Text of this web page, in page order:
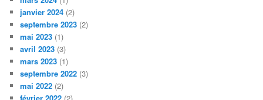
janvier 2024 (2)
septembre 2023 (2)
mai 2023 (1)
avril 2023 (3)
mars 2023 (1)
septembre 2022 (3)
mai 2022 (2)